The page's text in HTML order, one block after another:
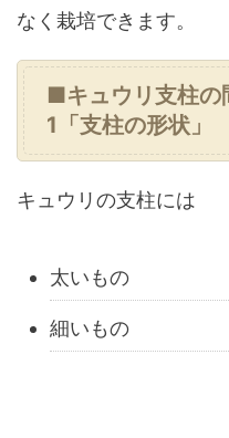
なく栽培できます。
■キュウリ支柱の
1「支柱の形状」
キュウリの支柱には
太いもの
細いもの